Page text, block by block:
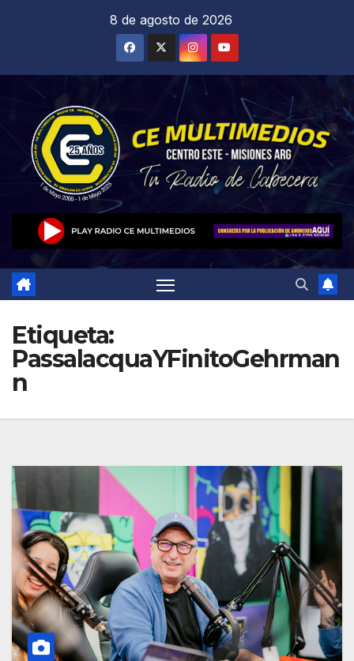
8 de agosto de 2026
Etiqueta:
PassalacquaYFinitoGehrman
n